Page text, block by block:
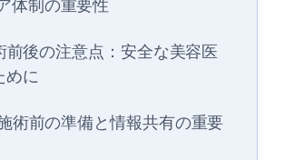
体制の重要性
前後の注意点：安全な美容医
めに
術前の準備と情報共有の重要